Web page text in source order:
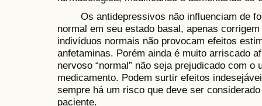
Os antidepressivos não influenciam de
normal em seu estado basal, apenas
indivíduos normais não provocam efeitos
anfetaminas. Porém ainda é muito arriscado
nervoso “normal” não seja prejudicado com o
medicamento. Podem surtir efeitos
sempre há um risco que deve ser
paciente.